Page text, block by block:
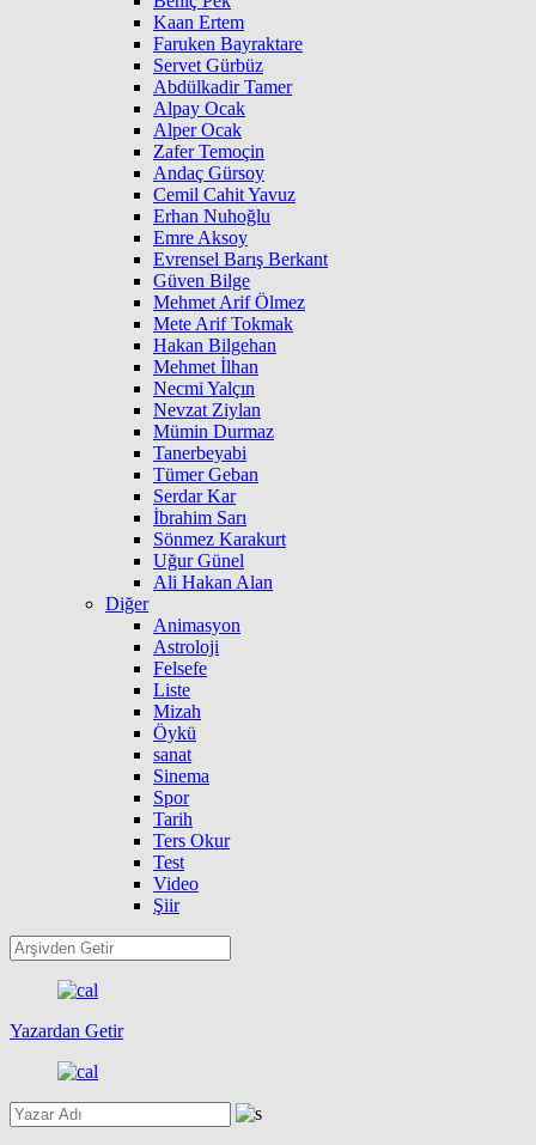
Kaan Ertem
Faruken Bayraktare
Servet Gürbüz
Abdülkadir Tamer
Alpay Ocak
Alper Ocak
Zafer Temoçin
Andaç Gürsoy
Cemil Cahit Yavuz
Erhan Nuhoğlu
Emre Aksoy
Evrensel Barış Berkant
Güven Bilge
Mehmet Arif Ölmez
Mete Arif Tokmak
Hakan Bilgehan
Mehmet İlhan
Necmi Yalçın
Nevzat Ziylan
Mümin Durmaz
Tanerbeyabi
Tümer Geban
Serdar Kar
İbrahim Sarı
Sönmez Karakurt
Uğur Günel
Ali Hakan Alan
Diğer
Animasyon
Astroloji
Felsefe
Liste
Mizah
Öykü
sanat
Sinema
Spor
Tarih
Ters Okur
Test
Video
Şiir
Yazardan Getir